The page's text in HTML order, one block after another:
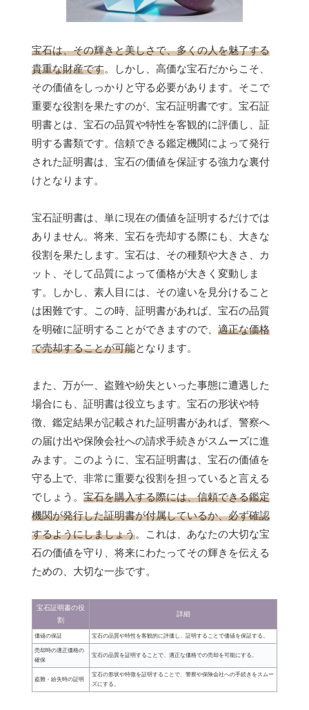
宝石は、その輝きと美しさで、多くの人を魅了する
貴重な財産です。しかし、高価な宝石だからこそ、
その価値をしっかりと守る必要があります。そこで
重要な役割を果たすのが、宝石証明書です。宝石証
明書とは、宝石の品質や特性を客観的に評価し、証
明する書類です。信頼できる鑑定機関によって発行
された証明書は、宝石の価値を保証する強力な裏付
けとなります。
宝石証明書は、単に現在の価値を証明するだけでは
ありません。将来、宝石を売却する際にも、大きな
役割を果たします。宝石は、その種類や大きさ、カ
ット、そして品質によって価格が大きく変動しま
す。しかし、素人目には、その違いを見分けること
は困難です。この時、証明書があれば、宝石の品質
を明確に証明することができますので、 適正な価格
で売却することが可能となります。
また、万が一、盗難や紛失といった事態に遭遇した
場合にも、証明書は役立ちます。宝石の形状や特
徴、鑑定結果が記載された証明書があれば、警察へ
の届け出や保険会社への請求手続きがスムーズに進
みます。このように、宝石証明書は、宝石の価値を
守る上で、非常に重要な役割を担っていると言える
でしょう。 宝石を購入する際には、信頼できる鑑定
機関が発行した証明書が付属しているか、必ず確認
するようにしましょう。これは、あなたの大切な宝
石の価値を守り、将来にわたってその輝きを伝える
ための、大切な一歩です。
宝石証明書の役
割
詳細
価値の保証 宝石の品質や特性を客観的に評価し、証明することで価値を保証する。
売却時の適正価格の
確保
宝石の品質を証明することで、適正な価格での売却を可能にする。
盗難・紛失時の証明
宝石の形状や特徴を証明することで、警察や保険会社への手続きをスムー
ズにする。